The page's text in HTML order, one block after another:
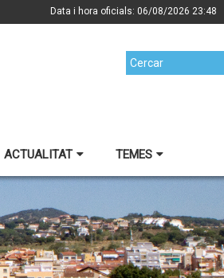
Data i hora oficials: 06/08/2026 23:48
ACTUALITAT TEMES